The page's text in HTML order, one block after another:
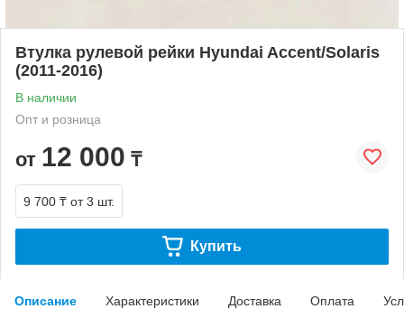
Втулка рулевой рейки Hyundai Accent/Solaris
(2011-2016)
В наличии
Опт и розница
от 12 000 ₸
9 700 ₸ от 3 шт.
Купить
Описание Характеристики Доставка Оплата